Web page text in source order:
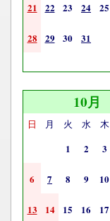
21 22 23 24 25
28 29 30 31
10月
日 月 火 水 木
1 2 3
6 7 8 9 10
13 14 15 16 17